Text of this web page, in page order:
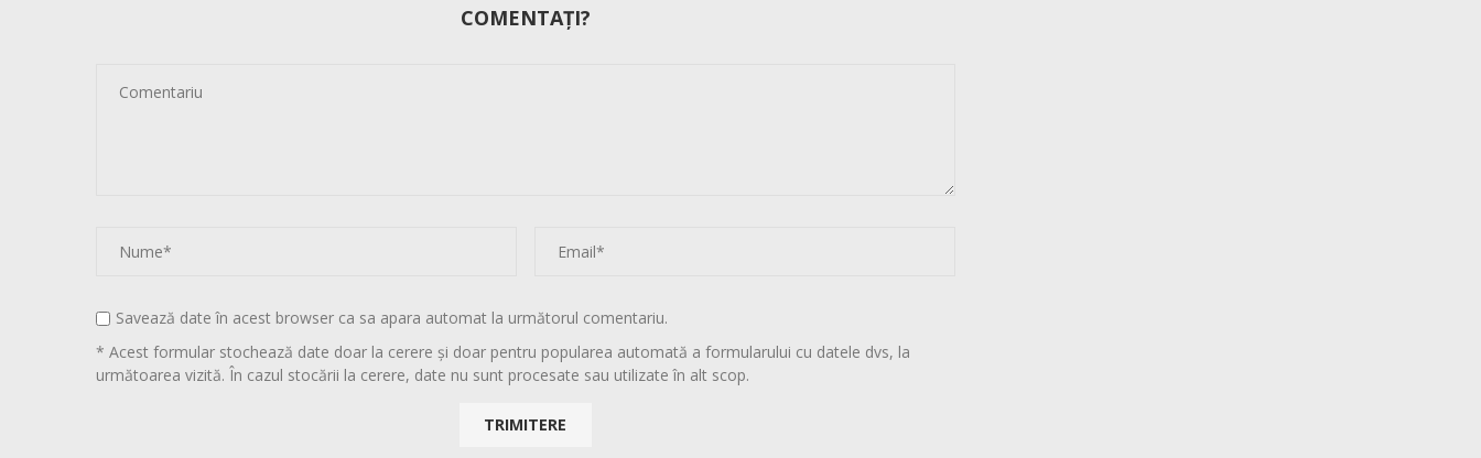
COMENTAȚI?
Savează date în acest browser ca sa apara automat la următorul comentariu.
* Acest formular stochează date doar la cerere și doar pentru popularea automată a formularului cu datele dvs, la
următoarea vizită. În cazul stocării la cerere, date nu sunt procesate sau utilizate în alt scop.